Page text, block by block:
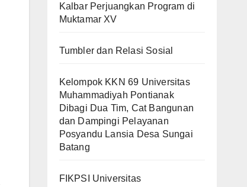
Kalbar Perjuangkan Program di
Muktamar XV
Tumbler dan Relasi Sosial
Kelompok KKN 69 Universitas
Muhammadiyah Pontianak
Dibagi Dua Tim, Cat Bangunan
dan Dampingi Pelayanan
Posyandu Lansia Desa Sungai
Batang
FIKPSI Universitas